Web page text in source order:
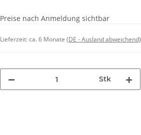
Preise nach Anmeldung sichtbar
Lieferzeit:ca. 6 Monate (DE - Ausland abweichend)
Stk